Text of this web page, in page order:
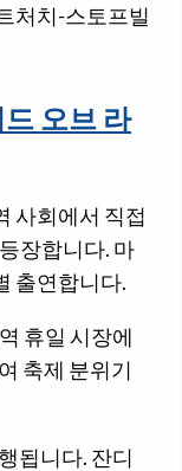
처치-스토프빌
오브 라
사회에서 직접
장합니다. 마
출연합니다.
휴일 시장에
축제 분위기
됩니다. 잔디